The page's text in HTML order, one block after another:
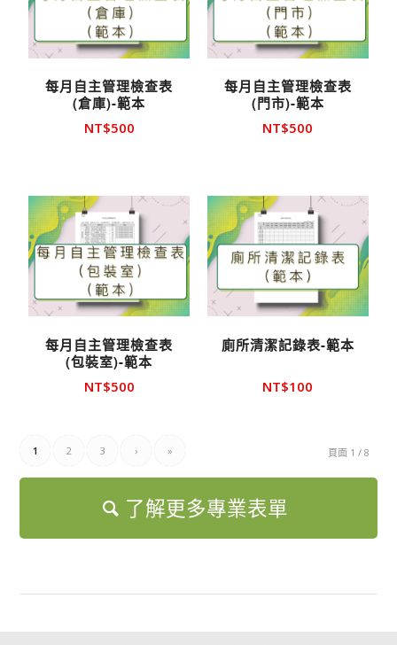
每月自主管理檢查表
(倉庫)-範本
NT$500
每月自主管理檢查表
(門市)-範本
NT$500
每月自主管理檢查表
(包裝室)-範本
NT$500
廁所清潔記錄表-範本
NT$100
頁面 1 / 8
1 2 3 › »
了解更多專業表單